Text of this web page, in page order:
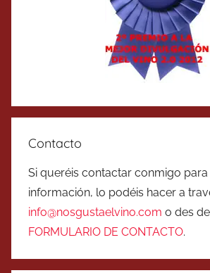
Contacto
Si queréis contactar conmigo
información, lo podéis hacer a
info@nosgustaelvino.com o des
FORMULARIO DE CONTACTO.